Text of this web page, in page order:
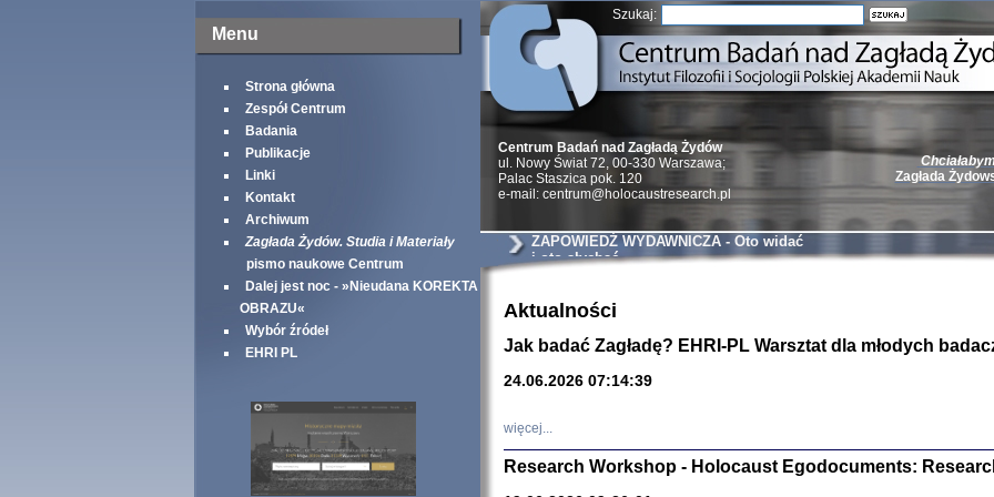
Menu
Strona główna
Zespół Centrum
Badania
Publikacje
Linki
Kontakt
Archiwum
Zagłada Żydów. Studia i Materiały
pismo naukowe Centrum
Dalej jest noc - »Nieudana KOREKTA
OBRAZU«
Wybór źródeł
EHRI PL
Szukaj:
Zagłada
Natalia Aleksiun,
Deborah Dash
Turski, Laurence
Centrum Badań nad Zagładą Żydów
ul. Nowy Świat 72, 00-330 Warszawa;
Palac Staszica pok. 120
e-mail: centrum@holocaustresearch.pl
ZAPOWIEDŹ WYDAWNICZA - Oto widać
i oto słychać
Aktualności
Jak badać Zagładę? EHRI-PL Warsztat dla młodych
24.06.2026 07:14:39
więcej...
Research Workshop - Holocaust Egodocuments: